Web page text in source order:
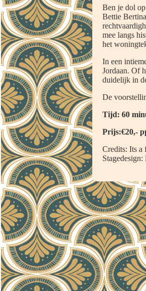
Ben je dol
Bettie
mee langs
het
In een
Jordaan. Of
duidelijk in
De
Tijd: 60
Prijs:€20,-
Credits: Its a